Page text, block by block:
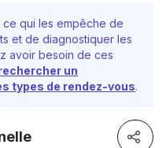
ce qui les empêche de
et de diagnostiquer les
avoir besoin de ces
un
types de rendez-vous.